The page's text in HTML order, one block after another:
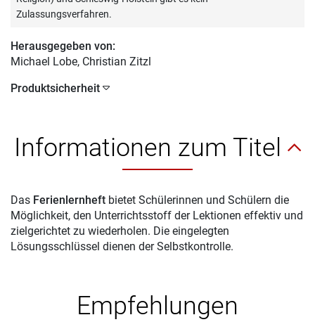
Zulassungsverfahren.
Herausgegeben von:
Michael Lobe, Christian Zitzl
Produktsicherheit
Informationen zum Titel
Das Ferienlernheft bietet Schülerinnen und Schülern die
Möglichkeit, den Unterrichtsstoff der Lektionen effektiv und
zielgerichtet zu wiederholen. Die eingelegten
Lösungsschlüssel dienen der Selbstkontrolle.
Empfehlungen